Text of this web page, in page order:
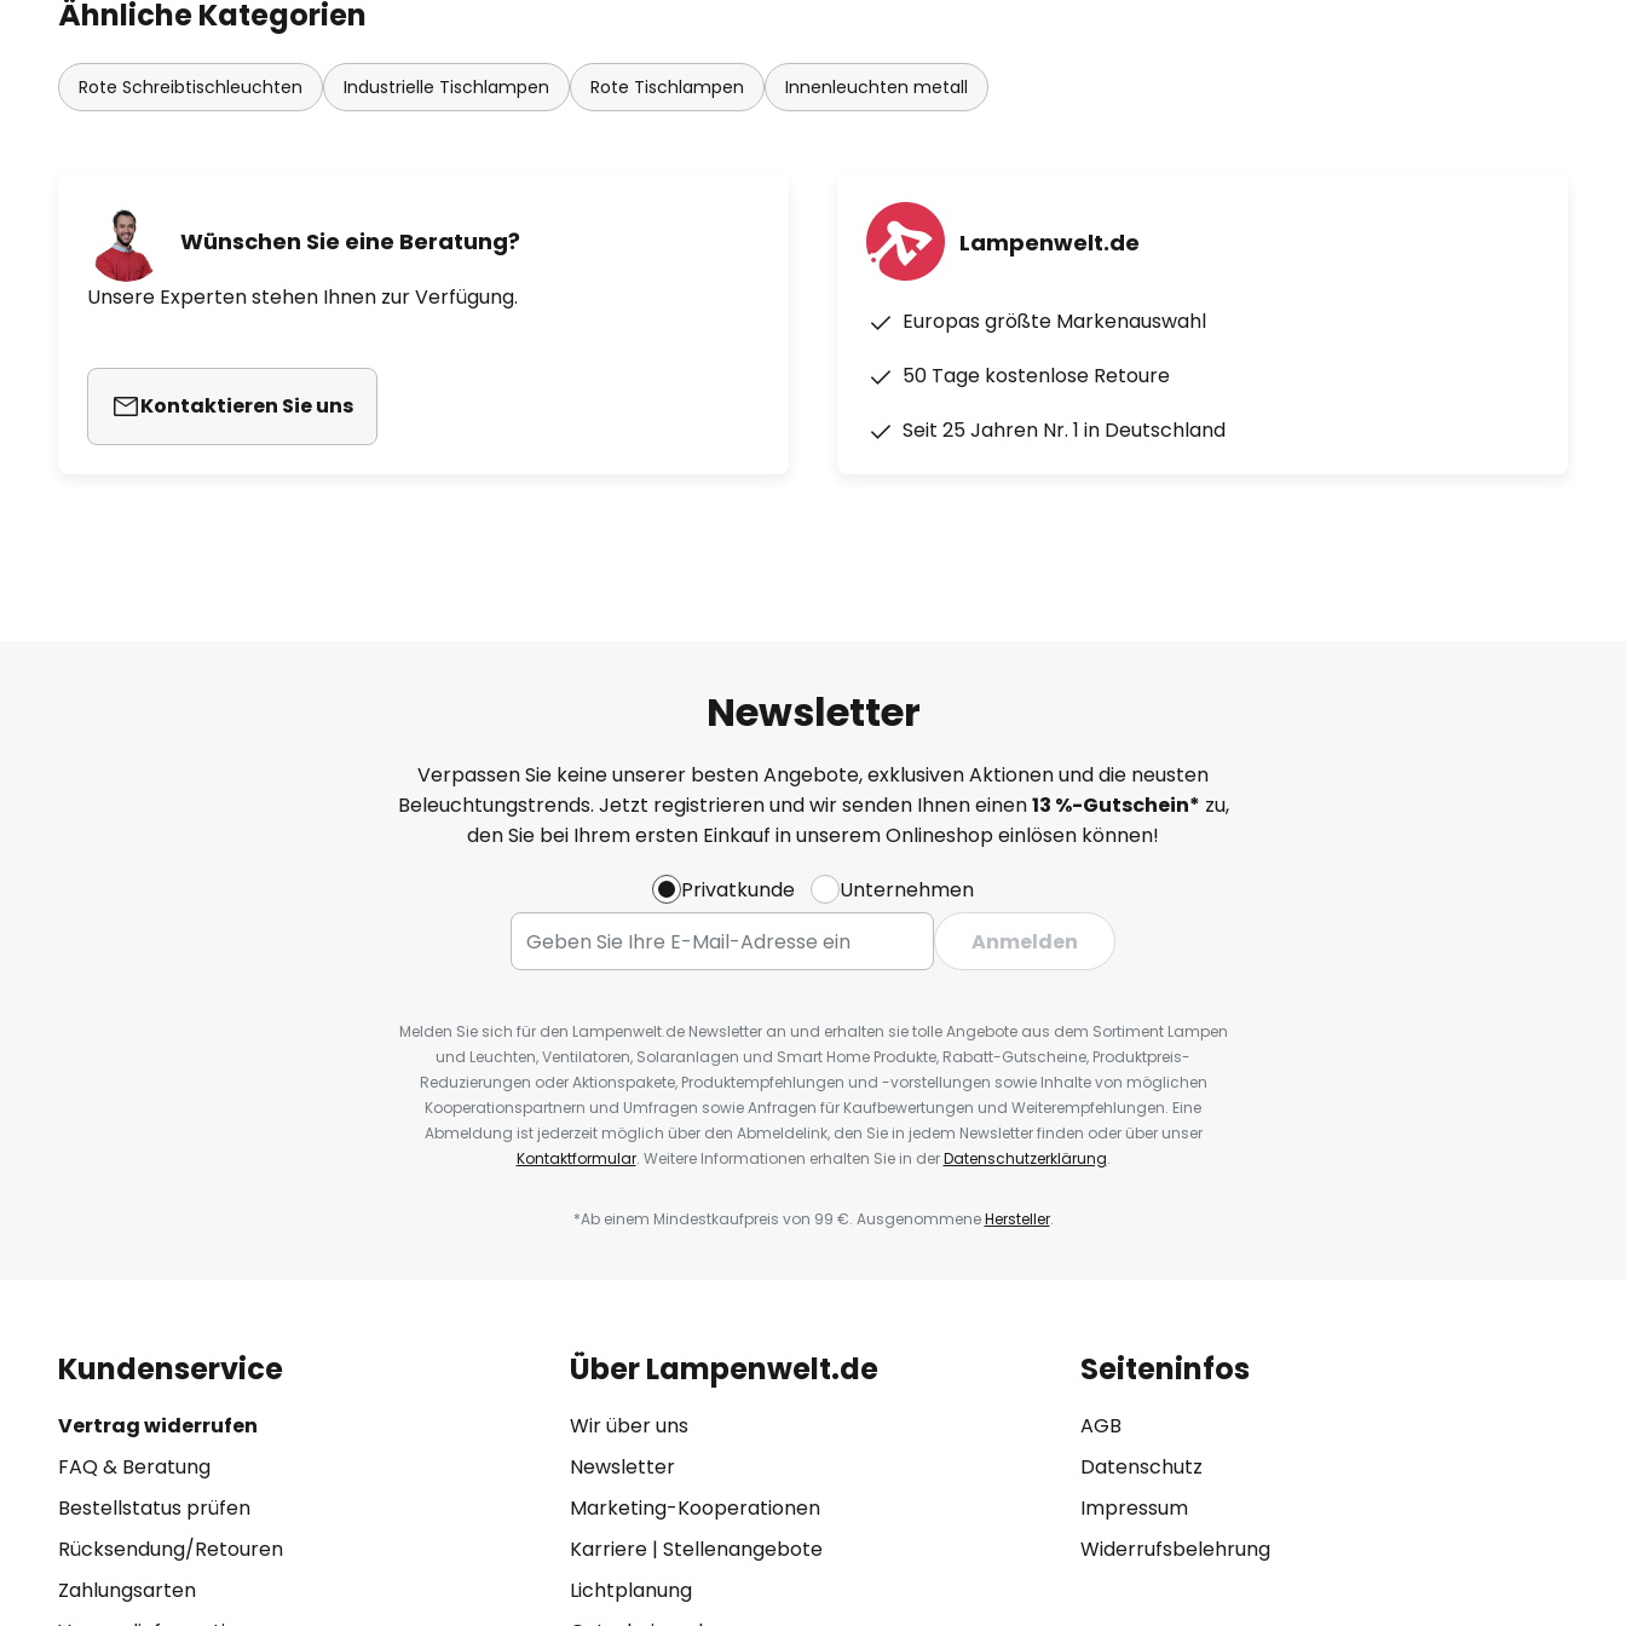
- jede Leuchte ein Unikat mit nummerierter Plakette
Ähnliche Kategorien
Rote Schreibtischleuchten Industrielle Tischlampen Rote Tischlampen Innenleuchten metall
Wünschen Sie eine Beratung?
Unsere Experten stehen Ihnen zur Verfügung.
Kontaktieren Sie uns
Lampenwelt.de
Europas größte Markenauswahl
50 Tage kostenlose Retoure
Seit 25 Jahren Nr. 1 in Deutschland
Newsletter
Verpassen Sie keine unserer besten Angebote, exklusiven Aktionen und die neusten
Beleuchtungstrends. Jetzt registrieren und wir senden Ihnen einen13 %-Gutschein* zu,
den Sie bei Ihrem ersten Einkauf in unserem Onlineshop einlösen können!
Privatkunde
Unternehmen
Anmelden
Melden Sie sich für den Lampenwelt.de Newsletter an und erhalten sie tolle Angebote aus dem Sortiment Lampen
und Leuchten, Ventilatoren, Solaranlagen und Smart Home Produkte, Rabatt-Gutscheine, Produktpreis-
Reduzierungen oder Aktionspakete, Produktempfehlungen und -vorstellungen sowie Inhalte von möglichen
Kooperationspartnern und Umfragen sowie Anfragen für Kaufbewertungen und Weiterempfehlungen. Eine
Abmeldung ist jederzeit möglich über den Abmeldelink, den Sie in jedem Newsletter finden oder über unser
Kontaktformular. Weitere Informationen erhalten Sie in derDatenschutzerklärung.
*Ab einem Mindestkaufpreis von 99 €. AusgenommeneHersteller.
Kundenservice
Vertrag widerrufen
FAQ & Beratung
Bestellstatus prüfen
Rücksendung/Retouren
Zahlungsarten
Über Lampenwelt.de
Wir über uns
Newsletter
Marketing-Kooperationen
Karriere| Stellenangebote
Lichtplanung
Seiteninfos
AGB
Datenschutz
Impressum
Widerrufsbelehrung